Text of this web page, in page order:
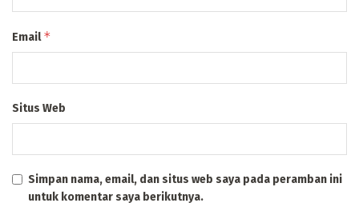
Email*
Situs Web
Simpan nama, email, dan situs web saya pada peramban ini
untuk komentar saya berikutnya.